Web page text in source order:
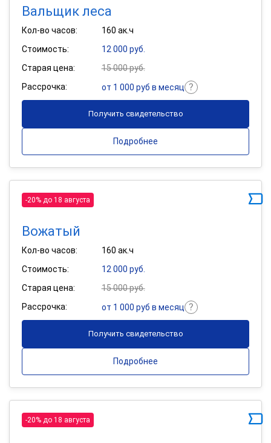
Вальщик леса
Кол-во часов:
160 ак.ч
Стоимость:
12 000 руб.
Старая цена:
15 000 руб.
Рассрочка:
от 1 000 руб в месяц
Получить свидетельство
Подробнее
-20% до 18 августа
Вожатый
Кол-во часов:
160 ак.ч
Стоимость:
12 000 руб.
Старая цена:
15 000 руб.
Рассрочка:
от 1 000 руб в месяц
Получить свидетельство
Подробнее
-20% до 18 августа